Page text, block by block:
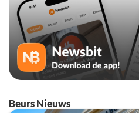
Beurs Nieuws